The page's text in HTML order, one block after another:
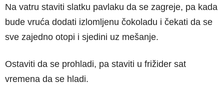
Na vatru staviti slatku pavlaku da se zagreje, pa kada
bude vruća dodati izlomljenu čokoladu i čekati da se
sve zajedno otopi i sjedini uz mešanje.
Ostaviti da se prohladi, pa staviti u frižider sat
vremena da se hladi.